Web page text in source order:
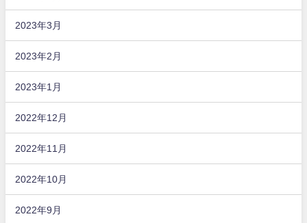
2023年3月
2023年2月
2023年1月
2022年12月
2022年11月
2022年10月
2022年9月